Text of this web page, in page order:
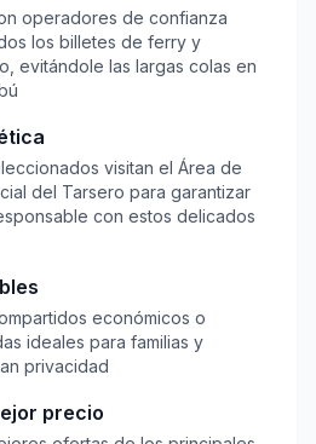
operadores de confianza
los billetes de ferry y
evitándole las largas colas en
visitan el Área de
del Tarsero para garantizar
con estos delicados
económicos o
ideales para familias y
privacidad
precio